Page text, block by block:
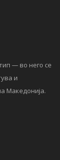
— во него се
и
Македонија.